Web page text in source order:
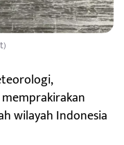
wilayah Indonesia